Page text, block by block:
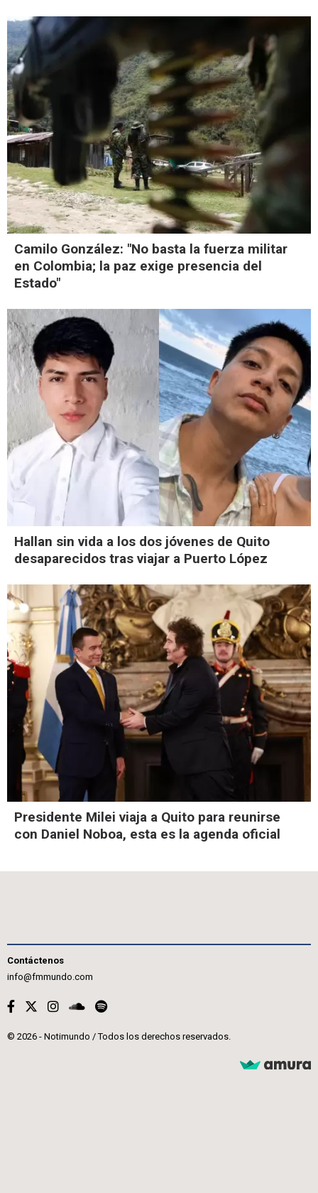
Camilo González: "No basta la fuerza militar
en Colombia; la paz exige presencia del
Estado"
Hallan sin vida a los dos jóvenes de Quito
desaparecidos tras viajar a Puerto López
Presidente Milei viaja a Quito para reunirse
con Daniel Noboa, esta es la agenda oficial
Contáctenos
info@fmmundo.com
© 2026 - Notimundo / Todos los derechos reservados.